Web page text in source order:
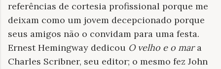
referências de cortesia profissional porque me
deixam como um jovem decepcionado porque
seus amigos não o convidam para uma festa.
Ernest Hemingway dedicou O velho e o mara
Charles Scribner, seu editor; o mesmo fez John